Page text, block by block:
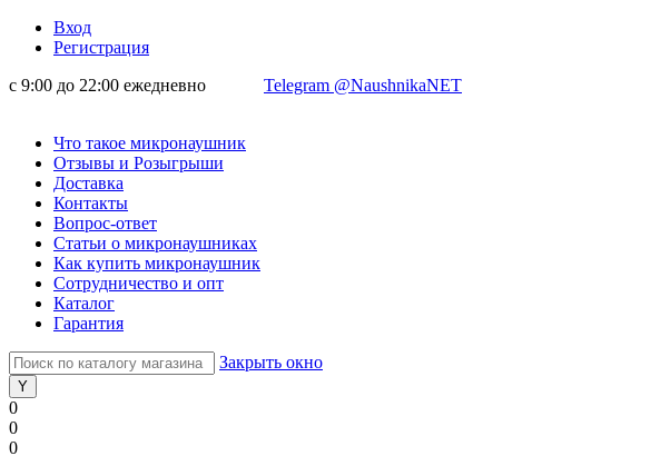
Вход
Регистрация
с 9:00 до 22:00 ежедневно
Telegram @NaushnikaNET
Что такое микронаушник
Отзывы и Розыгрыши
Доставка
Контакты
Вопрос-ответ
Статьи о микронаушниках
Как купить микронаушник
Сотрудничество и опт
Каталог
Гарантия
Закрыть окно
0
0
0